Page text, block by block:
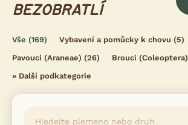
BEZOBRATLÍ
Vše (169) Vybavení a pomůcky k chovu (5)
Pavouci (Araneae) (26) Brouci (Coleoptera)
» Další podkategorie